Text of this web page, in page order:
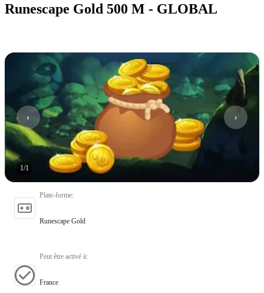
Runescape Gold 500 M - GLOBAL
1/1
Plate-forme:
Runescape Gold
Peut être activé à:
France